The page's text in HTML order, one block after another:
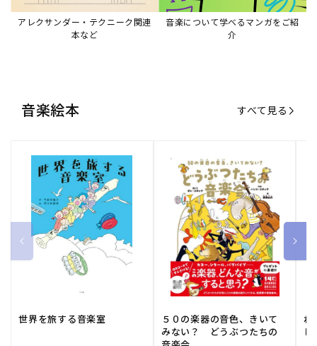
アレクサンダー・テクニーク関連
本など
音楽について学べるマンガをご紹
介
音楽絵本 すべて見る
世界を旅する音楽室
５０の楽器の音色、きいて
みない？ どうぶつたちの
ね